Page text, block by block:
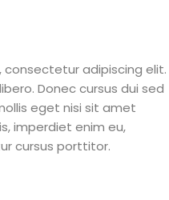
adipiscing elit.
Donec cursus dui sed
eget nisi sit amet
imperdiet enim eu,
cursus porttitor.